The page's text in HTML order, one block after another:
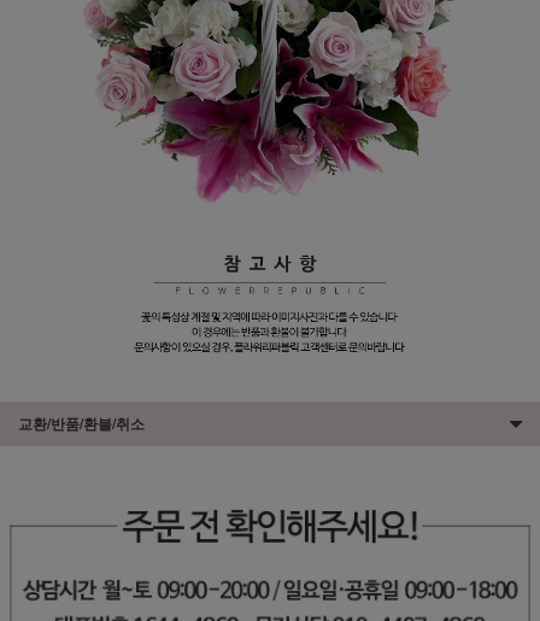
교환/반품/환불/취소